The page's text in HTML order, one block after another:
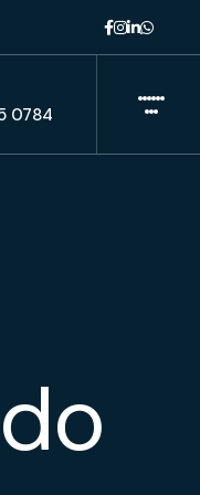
0784